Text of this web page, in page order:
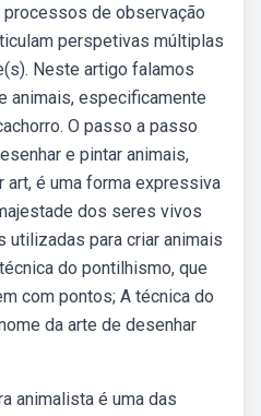
de observação
perspetivas múltiplas
Neste artigo falamos
animais, especificamente
O passo a passo
e pintar animais,
art, é uma forma expressiva
dos seres vivos
utilizadas para criar animais
do pontilhismo, que
com pontos; A técnica do
da arte de desenhar
animalista é uma das